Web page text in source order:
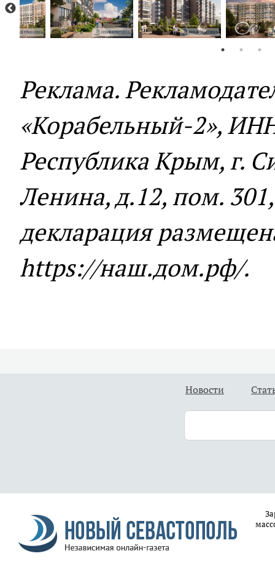
Реклама.
«Корабельный-2»,
Республика Крым, г.
Ленина, д.12, пом.
декларация
https://наш.дом.рф/.
Новости